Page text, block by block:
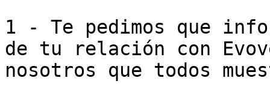
1 - Te pedimos que
de tu relación con
nosotros que todos